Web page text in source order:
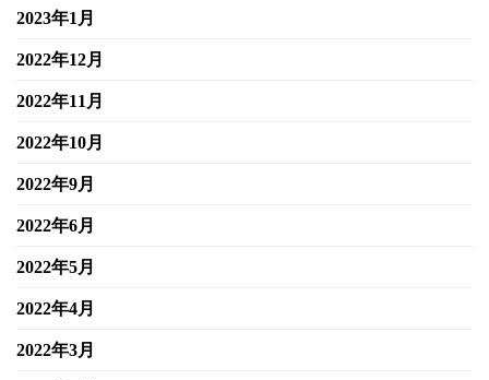
2023年1月
2022年12月
2022年11月
2022年10月
2022年9月
2022年6月
2022年5月
2022年4月
2022年3月